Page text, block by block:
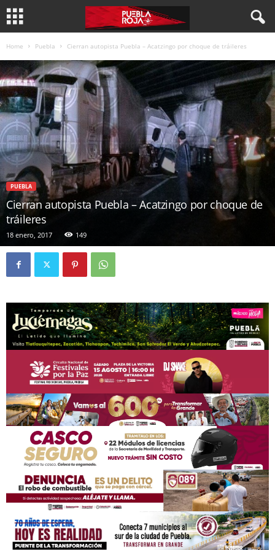
Home Puebla Cierran autopista Puebla – Acatzingo por choque de tráileres
PUEBLA
Cierran autopista Puebla – Acatzingo por choque de
tráileres
18 enero, 2017 149